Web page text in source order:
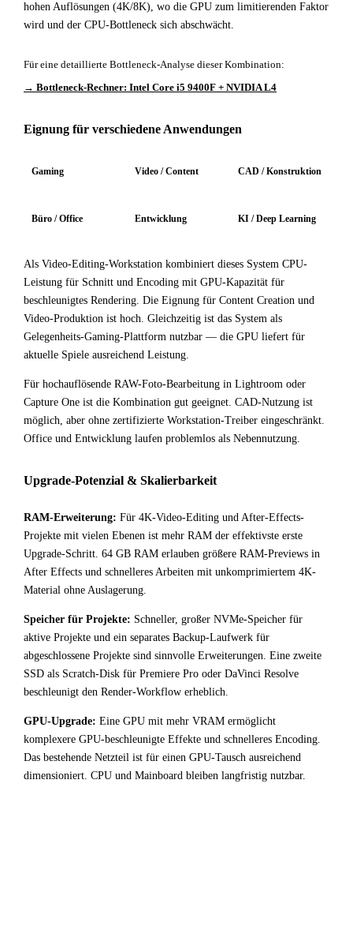
hohen Auflösungen (4K/8K), wo die GPU zum limitierenden Faktor
wird und der CPU-Bottleneck sich abschwächt.
Für eine detaillierte Bottleneck-Analyse dieser Kombination:
→ Bottleneck-Rechner: Intel Core i5 9400F + NVIDIA L4
Eignung für verschiedene Anwendungen
Gaming Video / Content CAD / Konstruktion
Büro / Office Entwicklung KI / Deep Learning
Als Video-Editing-Workstation kombiniert dieses System CPU-
Leistung für Schnitt und Encoding mit GPU-Kapazität für
beschleunigtes Rendering. Die Eignung für Content Creation und
Video-Produktion ist hoch. Gleichzeitig ist das System als
Gelegenheits-Gaming-Plattform nutzbar — die GPU liefert für
aktuelle Spiele ausreichend Leistung.
Für hochauflösende RAW-Foto-Bearbeitung in Lightroom oder
Capture One ist die Kombination gut geeignet. CAD-Nutzung ist
möglich, aber ohne zertifizierte Workstation-Treiber eingeschränkt.
Office und Entwicklung laufen problemlos als Nebennutzung.
Upgrade-Potenzial & Skalierbarkeit
RAM-Erweiterung: Für 4K-Video-Editing und After-Effects-
Projekte mit vielen Ebenen ist mehr RAM der effektivste erste
Upgrade-Schritt. 64 GB RAM erlauben größere RAM-Previews in
After Effects und schnelleres Arbeiten mit unkomprimiertem 4K-
Material ohne Auslagerung.
Speicher für Projekte: Schneller, großer NVMe-Speicher für
aktive Projekte und ein separates Backup-Laufwerk für
abgeschlossene Projekte sind sinnvolle Erweiterungen. Eine zweite
SSD als Scratch-Disk für Premiere Pro oder DaVinci Resolve
beschleunigt den Render-Workflow erheblich.
GPU-Upgrade: Eine GPU mit mehr VRAM ermöglicht
komplexere GPU-beschleunigte Effekte und schnelleres Encoding.
Das bestehende Netzteil ist für einen GPU-Tausch ausreichend
dimensioniert. CPU und Mainboard bleiben langfristig nutzbar.